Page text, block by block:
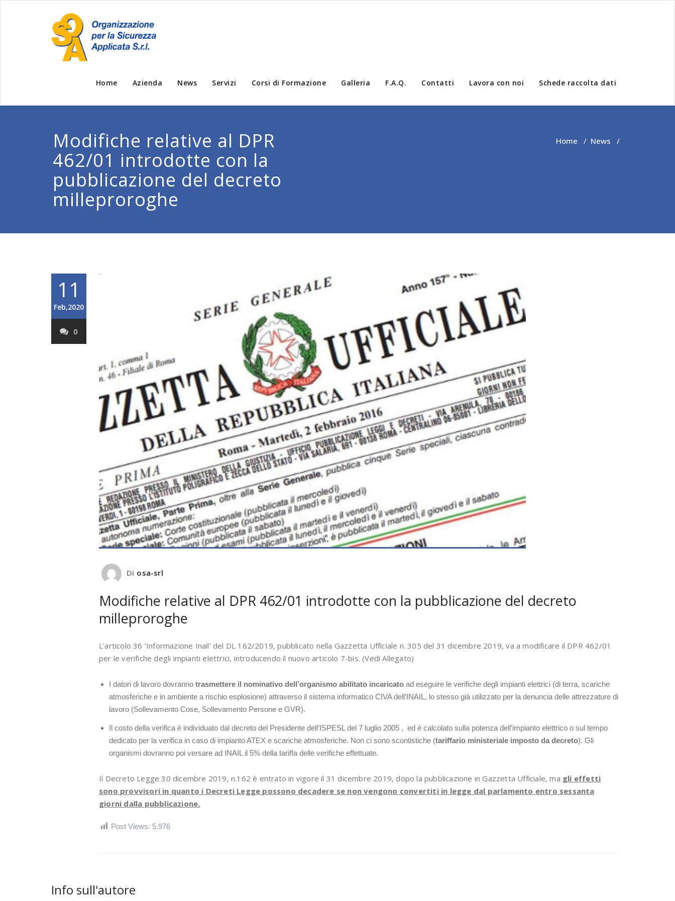
Home Azienda News Servizi Corsi di Formazione Galleria F.A.Q. Contatti Lavora con noi Schede raccolta dati
Modifiche relative al DPR
462/01 introdotte con la
pubblicazione del decreto
milleproroghe
Home / News /
11
Feb,2020
0
Di osa-srl
Modifiche relative al DPR 462/01 introdotte con la pubblicazione del decreto
milleproroghe
L’articolo 36 ‘Informazione Inail’ del DL 162/2019, pubblicato nella Gazzetta Ufficiale n. 305 del 31 dicembre 2019, va a modificare il DPR 462/01
per le verifiche degli impianti elettrici, introducendo il nuovo articolo 7-bis. (Vedi Allegato)
I datori di lavoro dovranno trasmettere il nominativo dell’organismo abilitato incaricato ad eseguire le verifiche degli impianti elettrici (di terra, scariche
atmosferiche e in ambiente a rischio esplosione) attraverso il sistema informatico CIVA dell’INAIL, lo stesso già utilizzato per la denuncia delle attrezzature di
lavoro (Sollevamento Cose, Sollevamento Persone e GVR).
Il costo della verifica è individuato dal decreto del Presidente dell’ISPESL del 7 luglio 2005 , ed è calcolato sulla potenza dell’impianto elettrico o sul tempo
dedicato per la verifica in caso di impianto ATEX e scariche atmosferiche. Non ci sono scontistiche (tariffario ministeriale imposto da decreto). Gli
organismi dovranno poi versare ad INAIL il 5% della tariffa delle verifiche effettuate.
Il Decreto Legge 30 dicembre 2019, n.162 è entrato in vigore il 31 dicembre 2019, dopo la pubblicazione in Gazzetta Ufficiale, ma gli effetti
sono provvisori in quanto i Decreti Legge possono decadere se non vengono convertiti in legge dal parlamento entro sessanta
giorni dalla pubblicazione.
Post Views: 5.976
Info sull'autore